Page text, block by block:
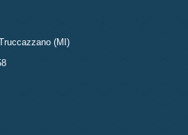
(MI)